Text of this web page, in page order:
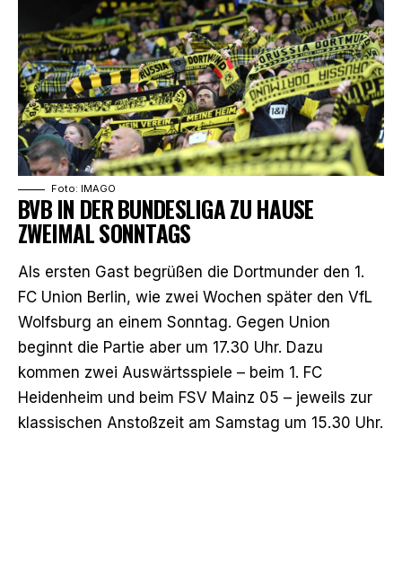
Foto: IMAGO
BVB IN DER BUNDESLIGA ZU HAUSE
ZWEIMAL SONNTAGS
Als ersten Gast begrüßen die Dortmunder den 1.
FC Union Berlin, wie zwei Wochen später den VfL
Wolfsburg an einem Sonntag. Gegen Union
beginnt die Partie aber um 17.30 Uhr. Dazu
kommen zwei Auswärtsspiele – beim 1. FC
Heidenheim und beim FSV Mainz 05 – jeweils zur
klassischen Anstoßzeit am Samstag um 15.30 Uhr.